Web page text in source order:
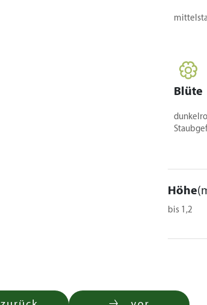
Blüte
Höhe
bis 1,2